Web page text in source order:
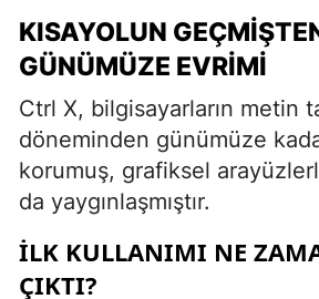
KISAYOLUN
GÜNÜMÜZE EVRIMI
Ctrl X, bilgisayarların metin
döneminden günümüze
korumuş, grafiksel
da yaygınlaşmıştır.
İLK KULLANIMI NE
ÇIKTI?